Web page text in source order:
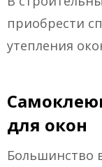
приобрести
утепления
для окон
Большинство